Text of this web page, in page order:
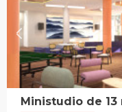
Ministudio de